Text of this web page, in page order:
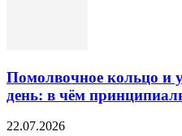
Помолвочное кольцо и
день: в чём
22.07.2026